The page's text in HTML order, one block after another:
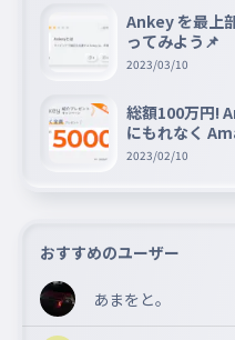
Ankey を最上
ってみよう📌
2023/03/10
総額100万円!
にもれなく
ゼントキャンペ
2023/02/10
おすすめのユーザー
あまをと。